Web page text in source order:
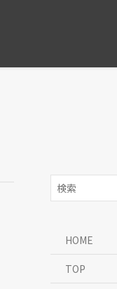
2026年6月号【特集
HOME
TOP